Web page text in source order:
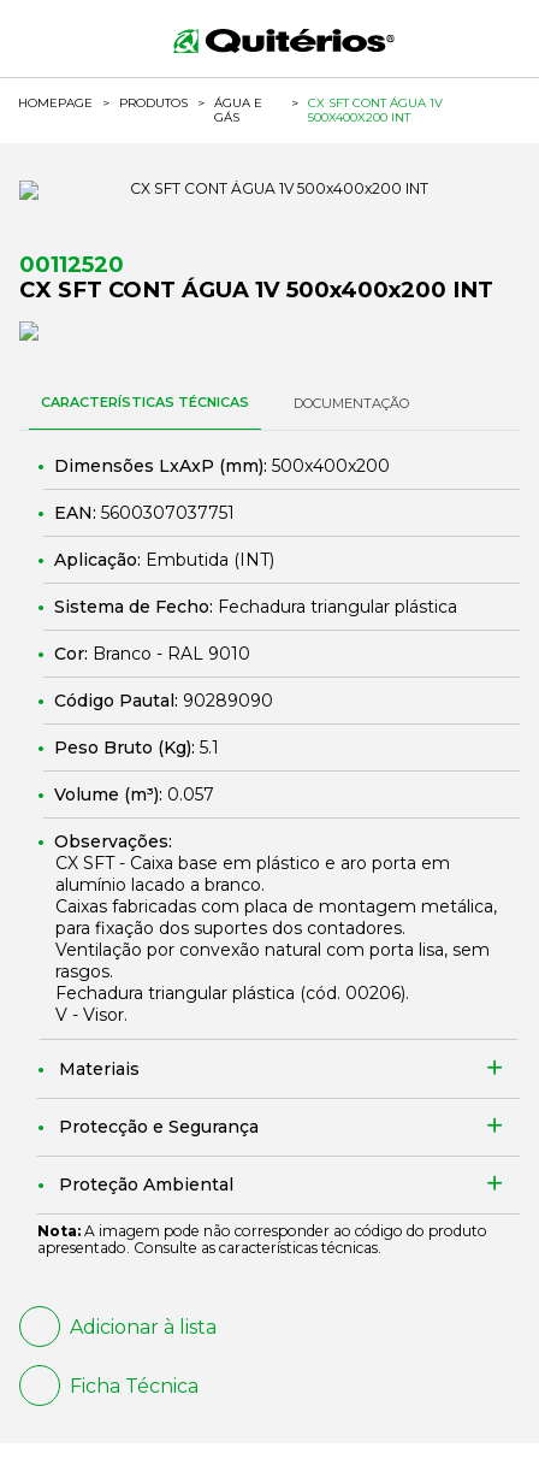
HOMEPAGE > PRODUTOS >
ÁGUA E
GÁS
>
CX SFT CONT ÁGUA 1V
500X400X200 INT
00112520
CX SFT CONT ÁGUA 1V 500x400x200 INT
CARACTERÍSTICAS TÉCNICAS DOCUMENTAÇÃO
Dimensões LxAxP (mm): 500x400x200
EAN: 5600307037751
Aplicação: Embutida (INT)
Sistema de Fecho: Fechadura triangular plástica
Cor: Branco - RAL 9010
Código Pautal: 90289090
Peso Bruto (Kg): 5.1
Volume (m³): 0.057
Observações:
CX SFT - Caixa base em plástico e aro porta em
alumínio lacado a branco.
Caixas fabricadas com placa de montagem metálica,
para fixação dos suportes dos contadores.
Ventilação por convexão natural com porta lisa, sem
rasgos.
Fechadura triangular plástica (cód. 00206).
V - Visor.
Materiais
Protecção e Segurança
Proteção Ambiental
Nota: A imagem pode não corresponder ao código do produto
apresentado. Consulte as características técnicas.
Adicionar à lista
Ficha Técnica